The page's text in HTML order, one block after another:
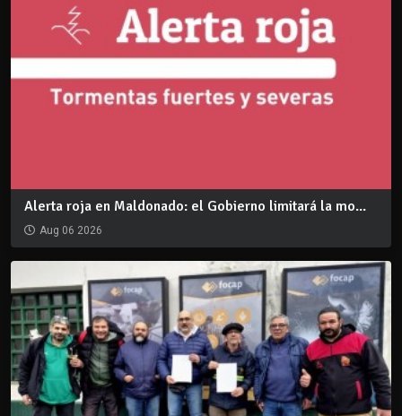
Alerta roja en Maldonado: el Gobierno limitará la mo...
Aug 06 2026